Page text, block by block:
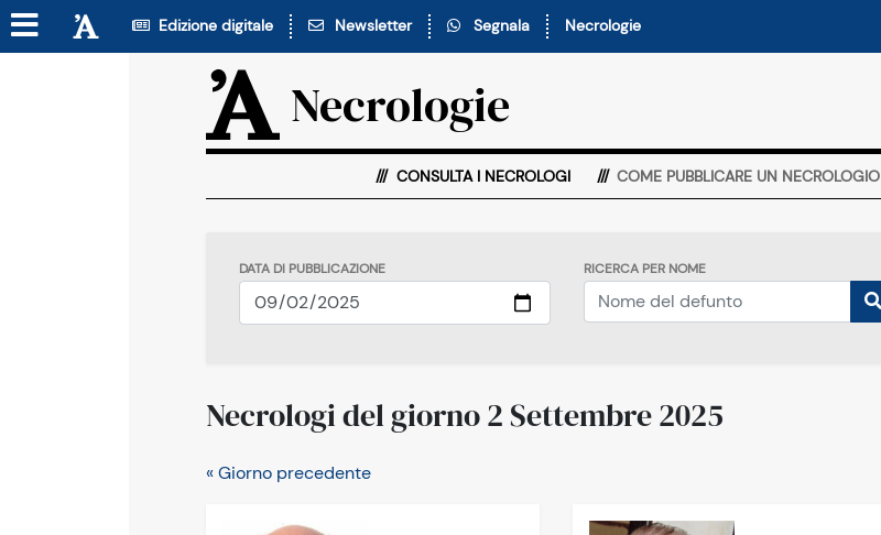
Edizione digitale Newsletter Segnala Necrologie
Necrologie
CONSULTA I NECROLOGI COME PUBBLICARE UN NECROLOGIO
DATA DI PUBBLICAZIONE RICERCA PER NOME
Necrologi del giorno 2 Settembre 2025
« Giorno precedente